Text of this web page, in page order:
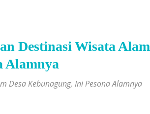
Destinasi Wisata Alam
Alamnya
Desa Kebunagung, Ini Pesona Alamnya